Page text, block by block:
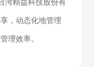
湾精益科技股份有
，动态化地管理
理效率。